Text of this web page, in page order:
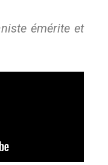
émérite et